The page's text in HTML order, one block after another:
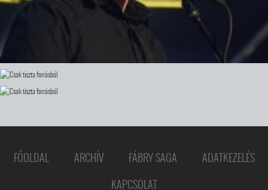
FŐOLDAL ARCHÍV FÁBRY SAGA
ADATKEZELÉS
KAPCSOLAT